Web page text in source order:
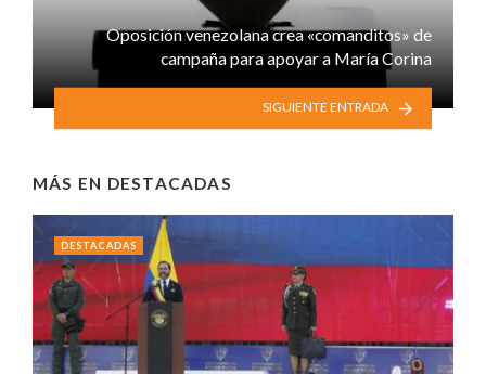
Oposición venezolana crea «comanditos» de
campaña para apoyar a María Corina
SIGUIENTE ENTRADA
MÁS EN DESTACADAS
DESTACADAS